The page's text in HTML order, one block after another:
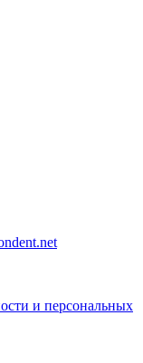
и персональных